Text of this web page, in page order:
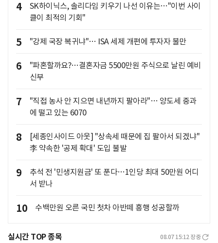
4
SK하이닉스, 솔리다임 키우기 나선 이유는…"이번 사이
클이 최적의 기회"
5 "강제 국장 복귀냐"… ISA 세제 개편에 투자자 불만
6
"파혼할까요?…결혼자금 5500만원 주식으로 날린 예비
신부
7
"직접 농사 안 지으면 내년까지 팔아라"… 양도세 중과
에 떨고 있는 6070
8
[세종인사이드 아웃] "상속세 때문에 집 팔아서 되겠냐"
李 약속한 '공제 확대' 도입 불발
9
추석 전 '민생지원금' 또 푼다…1인당 최대 50만원 어디
서 받나
10 수백만원 오른 국민 첫차 아반떼 흥행 성공할까
실시간 TOP 종목 08.07 15:12 장중